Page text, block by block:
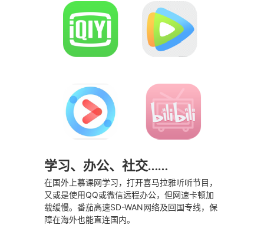
学习、办公、社交……
在国外上慕课网学习，打开喜马拉雅听听节目，
又或是使用QQ或微信远程办公，但网速卡顿加
载缓慢。番茄高速SD-WAN网络及回国专线，保
障在海外也能直连国内。